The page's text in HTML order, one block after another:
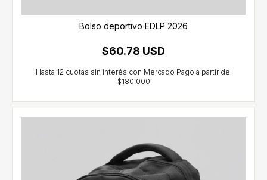
Bolso deportivo EDLP 2026
$60.78 USD